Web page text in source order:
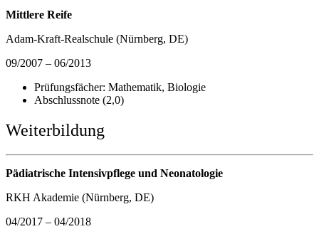
Mittlere Reife
Adam-Kraft-Realschule (Nürnberg, DE)
09/2007 – 06/2013
Prüfungsfächer: Mathematik, Biologie
Abschlussnote (2,0)
Weiterbildung
Pädiatrische Intensivpflege und Neonatologie
RKH Akademie (Nürnberg, DE)
04/2017 – 04/2018